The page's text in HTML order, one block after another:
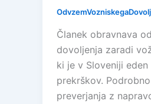
Članek obravnava
dovoljenja zaradi
ki je v Sloveniji
prekrškov.
preverjanja z